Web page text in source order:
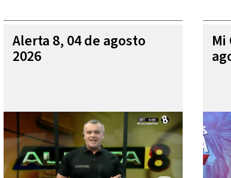
Alerta 8, 04 de agosto
2026
Mi